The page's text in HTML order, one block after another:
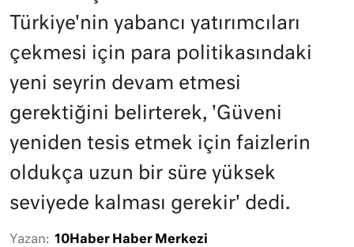
Türkiye'nin yabancı yatırımcıları
çekmesi için para politikasındaki
yeni seyrin devam etmesi
gerektiğini belirterek, 'Güveni
yeniden tesis etmek için faizlerin
oldukça uzun bir süre yüksek
seviyede kalması gerekir' dedi.
Yazan: 10Haber Haber Merkezi